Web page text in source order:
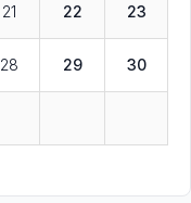
21 22 23
28 29 30